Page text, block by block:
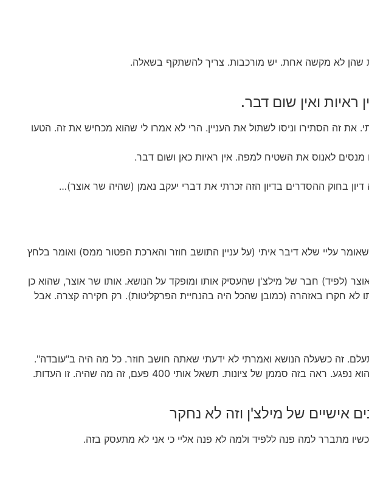
שהן לא מקשה אחת. יש מורכבות. צריך להשתקף בשאלה.
ואין שום דבר.
את זה הסתירו וניסו לשתול את העניין. הרי לא אמרו לי שהוא מכחיש את זה. הטעו
מנסים לאנוס את השטיח למפה. אין ראיות כאן ושום דבר.
בחוק ההסדרים בדיון הזה זכרתי את דברי יעקב נאמן (שהיה שר אוצר)…
עליי שלא דיבר איתי (על עניין התושב חוזר והארכת הפטור ממס) ואומר בלחץ
(לפיד) חבר של מילצ'ן שהעסיק אותו ומופקד על הנושא. אותו שר אוצר, שהוא כן
לא חקרו באזהרה (כמובן שהכל היה בהנחיית הפרקליטות). רק חקירה קצרה. אבל
זה כשעלה הנושא ואמרתי לא ידעתי שאתה חושב חוזר. כל מה היה ב"עובדה".
אמרתי לו את זה, לא ידעתי שאתה תושב חוזר. הוא לא אמר ואני לא אמרתי ולא ידעתי שאתה תושב חוזר. הוא נפגע. ראה בזה סממן של ציונות. תשאל אותי 400 פעם, זה מה שהיה. זו העדות.
אישיים של מילצ'ן וזה לא נחקר
מתברר למה פנה ללפיד ולמה לא פנה אליי כי אני לא מתעסק בזה.